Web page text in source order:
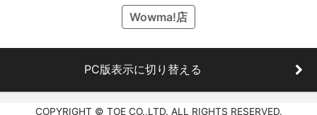
Wowma!店
PC版表示に切り替える
COPYRIGHT © TOE CO.,LTD. ALL RIGHTS RESERVED.